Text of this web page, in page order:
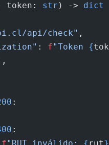
token: str ) -> dict
api/check"
,
: f"Token {
:
: